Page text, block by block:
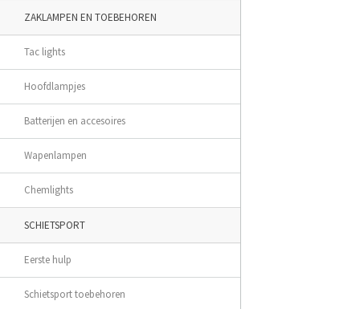
ZAKLAMPEN EN TOEBEHOREN
Tac lights
Hoofdlampjes
Batterijen en accesoires
Wapenlampen
Chemlights
SCHIETSPORT
Eerste hulp
Schietsport toebehoren